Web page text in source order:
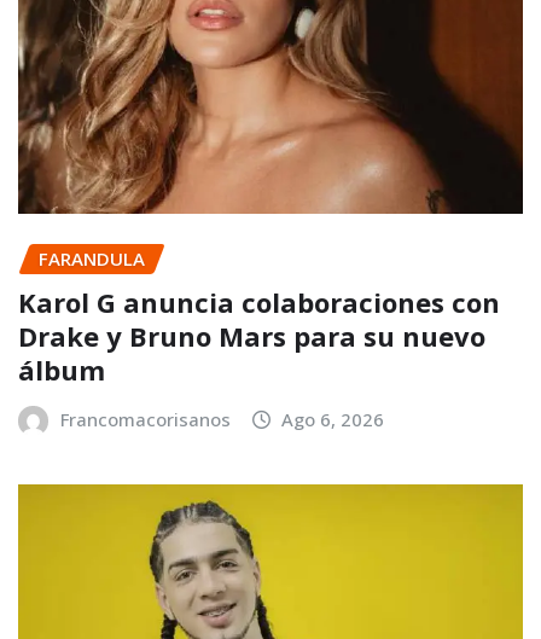
FARANDULA
Karol G anuncia colaboraciones con
Drake y Bruno Mars para su nuevo
álbum
Francomacorisanos Ago 6, 2026